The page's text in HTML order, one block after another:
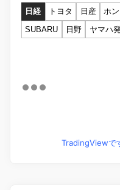
日経 トヨタ 日産 ホ
SUBARU
日野 ヤマハ
TradingViewで